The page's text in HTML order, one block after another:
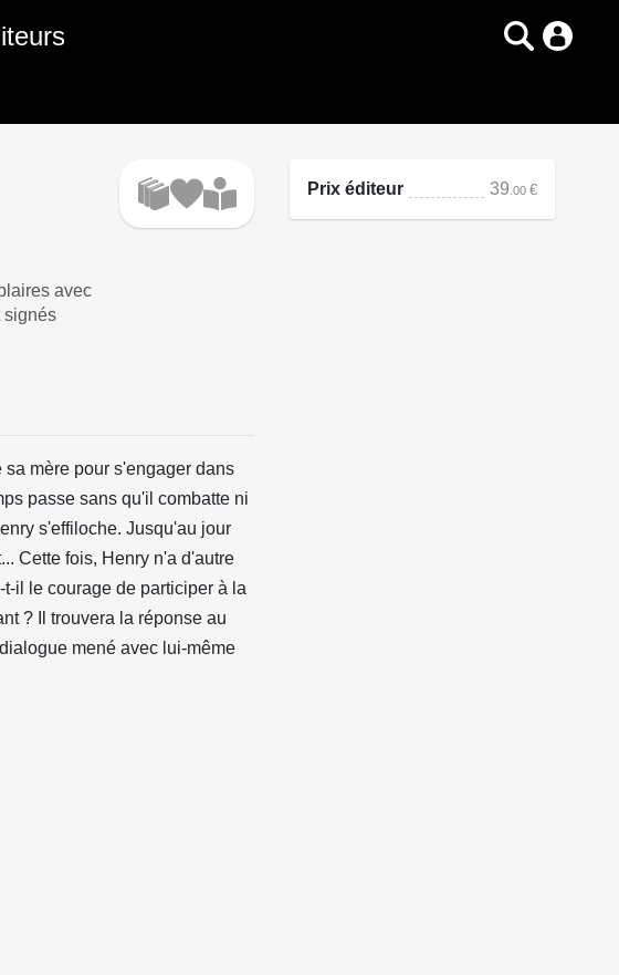
avec
signés
mère pour s'engager dans
passe sans qu'il combatte ni
s'effiloche. Jusqu'au jour
Cette fois, Henry n'a d'autre
il le courage de participer à la
? Il trouvera la réponse au
mené avec lui-même
Prix éditeur 39 .00 €